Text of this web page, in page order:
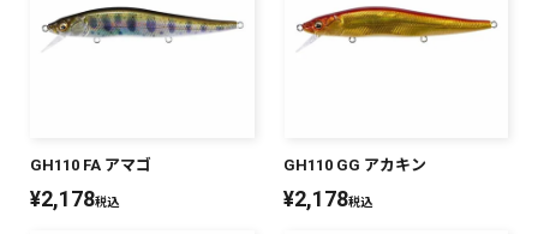
GH110 FA アマゴ
¥2,178税込
GH110 GG アカキン
¥2,178税込